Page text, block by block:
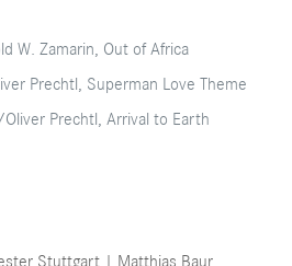
W. Zamarin, Out of Africa
Prechtl, Superman Love Theme
Prechtl, Arrival to Earth
Stuttgart | Matthias Baur